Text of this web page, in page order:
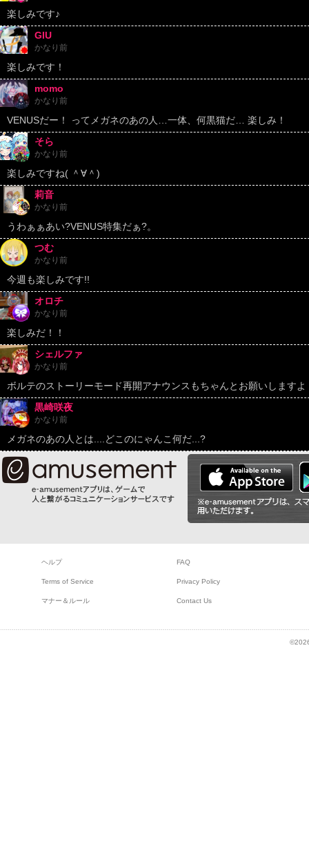
楽しみです♪
GIU
かなり前
楽しみです！
momo
かなり前
VENUSだー！ ってメガネのあの人…一体、何黒猫だ… 楽しみ！
そら
かなり前
楽しみですね( ＾∀＾)
莉音
かなり前
うわぁぁあい?︎VENUS特集だぁ?。
つむ
かなり前
今週も楽しみです!!
オロチ
かなり前
楽しみだ！！
シェルファ
かなり前
ボルテのストーリーモード再開アナウンスもちゃんとお願いしますよ
黒崎咲夜
かなり前
メガネのあの人とは....どこのにゃんこ何だ...?
ヘルプ FAQ
Terms of Service Privacy Policy
マナー＆ルール Contact Us